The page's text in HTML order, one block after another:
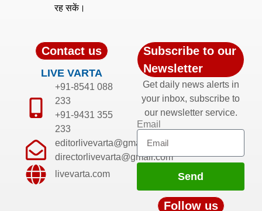
रह सकें।
Contact us
LIVE VARTA
+91-8541 088
233
+91-9431 355
233
editorlivevarta@gmail.com
directorlivevarta@gmail.com
livevarta.com
Subscribe to our
Newsletter
Get daily news alerts in
your inbox, subscribe to
our newsletter service.
Email
Send
Follow us